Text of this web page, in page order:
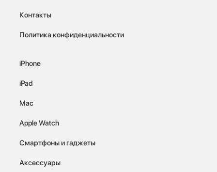
Контакты
Политика конфиденциальности
iPhone
iPad
Mac
Apple Watch
Смартфоны и гаджеты
Аксессуары